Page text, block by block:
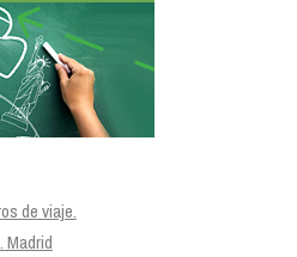
de viaje.
Madrid